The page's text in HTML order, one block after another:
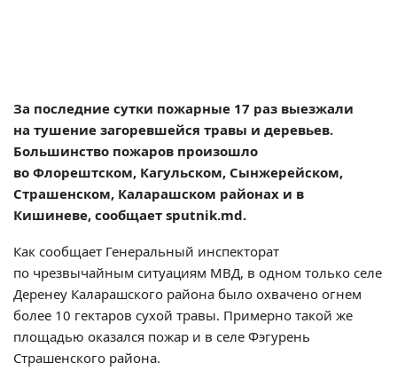
За последние сутки пожарные 17 раз выезжали
на тушение загоревшейся травы и деревьев.
Большинство пожаров произошло
во Флорештском, Кагульском, Сынжерейском,
Страшенском, Каларашском районах и в
Кишиневе, сообщает sputnik.md.
Как сообщает Генеральный инспекторат
по чрезвычайным ситуациям МВД, в одном только селе
Деренеу Каларашского района было охвачено огнем
более 10 гектаров сухой травы. Примерно такой же
площадью оказался пожар и в селе Фэгурень
Страшенского района.